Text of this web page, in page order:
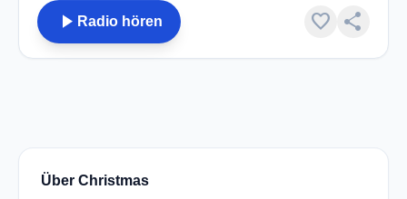
play_arrow Radio hören favorite share
Über Christmas